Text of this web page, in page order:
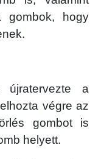
gombok, hogy
a
végre az
gombot is
helyett.